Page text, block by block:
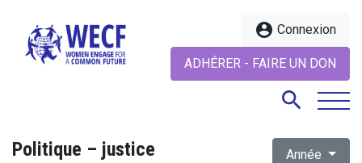
account_circle Connexion
ADHÉRER - FAIRE UN DON
search
Politique – justice Année